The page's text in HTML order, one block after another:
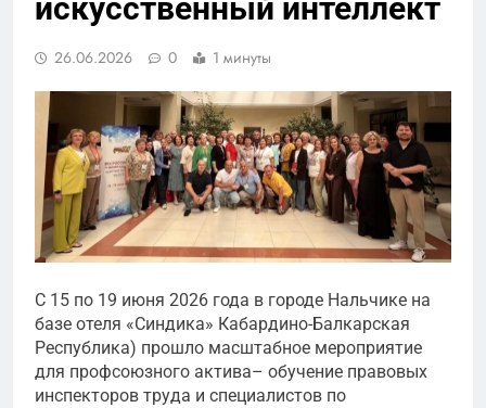
искусственный интеллект
26.06.2026 0 1 минуты
С 15 по 19 июня 2026 года в городе Нальчике на
базе отеля «Синдика» Кабардино-Балкарская
Республика) прошло масштабное мероприятие
для профсоюзного актива– обучение правовых
инспекторов труда и специалистов по